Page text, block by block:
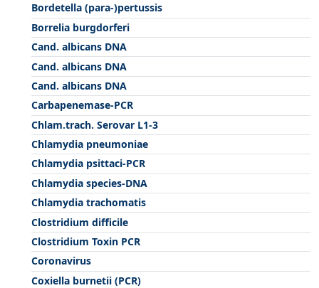
Bordetella (para-)pertussis
Borrelia burgdorferi
Cand. albicans DNA
Cand. albicans DNA
Cand. albicans DNA
Carbapenemase-PCR
Chlam.trach. Serovar L1-3
Chlamydia pneumoniae
Chlamydia psittaci-PCR
Chlamydia species-DNA
Chlamydia trachomatis
Clostridium difficile
Clostridium Toxin PCR
Coronavirus
Coxiella burnetii (PCR)